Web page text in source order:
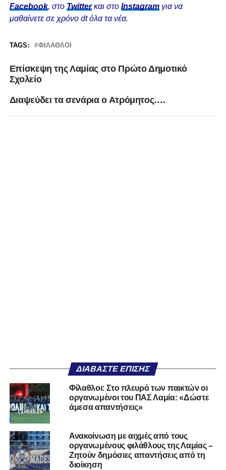
Facebook, στο Twitterκαι στο Instagram για να
μαθαίνετε σε χρόνο dt όλα τα νέα.
TAGS: ΦΊΛΑΘΛΟΙ
Επίσκεψη της Λαμίας στο Πρώτο Δημοτικό
Σχολείο
Διαψεύδει τα σενάρια ο Ατρόμητος….
ΔΙΑΒΆΣΤΕ ΕΠΊΣΗΣ
Φίλαθλοι: Στο πλευρό των παικτών οι
οργανωμένοι του ΠΑΣ Λαμία: «Δώστε
άμεσα απαντήσεις»
Ανακοίνωση με αιχμές από τους
οργανωμένους φιλάθλους της Λαμίας –
Ζητούν δημόσιες απαντήσεις από τη
διοίκηση